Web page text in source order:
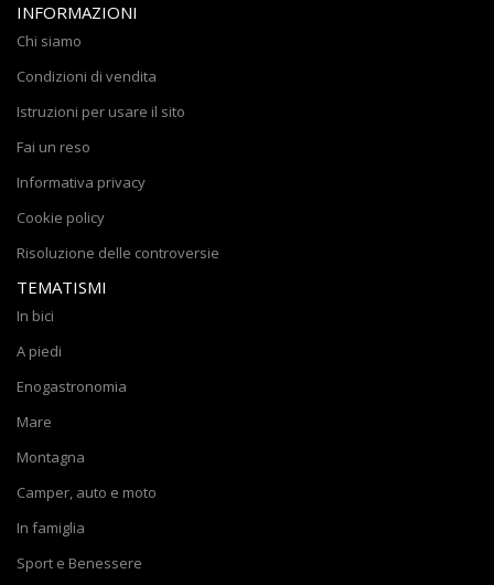
INFORMAZIONI
Chi siamo
Condizioni di vendita
Istruzioni per usare il sito
Fai un reso
Informativa privacy
Cookie policy
Risoluzione delle controversie
TEMATISMI
In bici
A piedi
Enogastronomia
Mare
Montagna
Camper, auto e moto
In famiglia
Sport e Benessere